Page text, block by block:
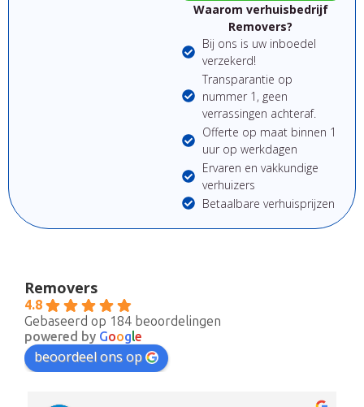
Waarom verhuisbedrijf
Removers?
Bij ons is uw inboedel
verzekerd!
Transparantie op
nummer 1, geen
verrassingen achteraf.
Offerte op maat binnen 1
uur op werkdagen
Ervaren en vakkundige
verhuizers
Betaalbare verhuisprijzen
Removers
4.8
Gebaseerd op 184 beoordelingen
powered by Google
beoordeel ons op